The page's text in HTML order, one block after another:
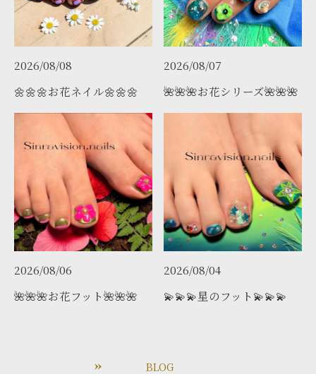
2026/08/08
🌼🌼🌼お花ネイル🌼🌼🌼
2026/08/07
🌺🌺🌺お花シリーズ🌺🌺🌺
2026/08/06
🌺🌺🌺お花フット🌺🌺🌺
2026/08/04
💫💫💫星のフット💫💫💫
BLOG